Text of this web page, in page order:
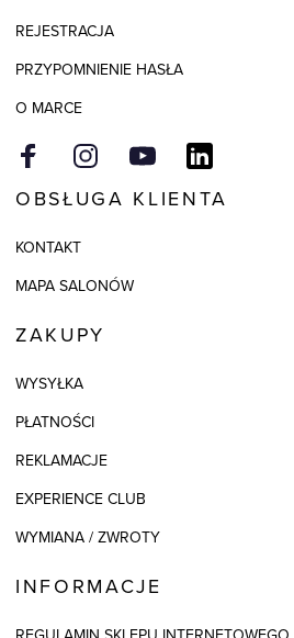
REJESTRACJA
PRZYPOMNIENIE HASŁA
O MARCE
OBSŁUGA KLIENTA
KONTAKT
MAPA SALONÓW
ZAKUPY
WYSYŁKA
PŁATNOŚCI
REKLAMACJE
EXPERIENCE CLUB
WYMIANA / ZWROTY
INFORMACJE